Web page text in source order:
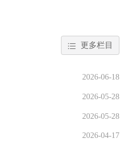
更多栏目
2026-06-18
2026-05-28
2026-05-28
2026-04-17